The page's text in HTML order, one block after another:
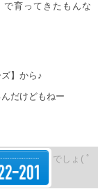
育ってきたもんな
】から♪
だけどもねー
はやってるでしょ( ﾟ